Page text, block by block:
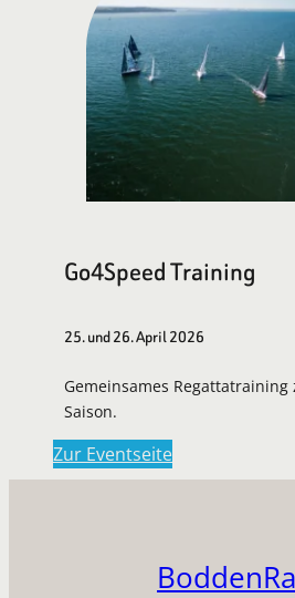
Go4Speed Training
25. und 26. April 2026
Gemeinsames
Saison.
Zur Eventseite